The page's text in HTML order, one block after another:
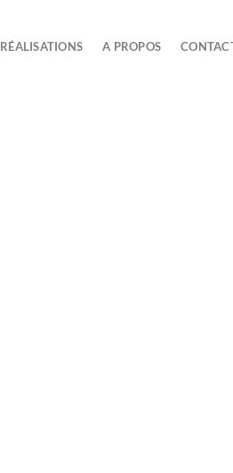
RÉALISATIONS A PROPOS